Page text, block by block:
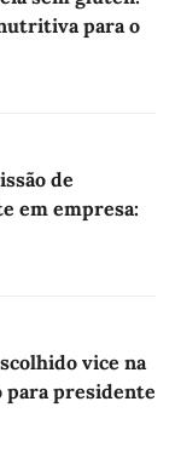
para o
de
em empresa:
vice na
para presidente